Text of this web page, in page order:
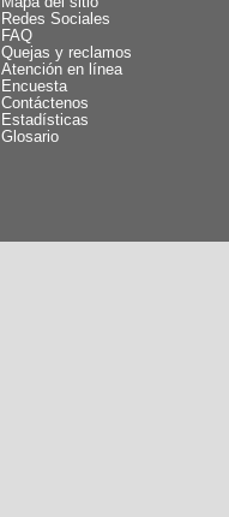
Redes Sociales
FAQ
Quejas y reclamos
Atención en línea
Encuesta
Contáctenos
Estadísticas
Glosario